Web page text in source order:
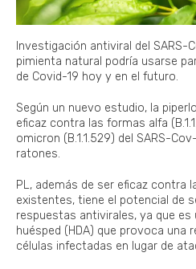
Investigación antiviral del SARS-
pimienta natural podría usarse
de Covid-19 hoy y en el futuro.
Según un nuevo estudio, la
eficaz contra las formas alfa
omicron (B.1.1.529) del SARS-
ratones.
PL, además de ser eficaz contra
existentes, tiene el potencial de
respuestas antivirales, ya que es
huésped (HDA) que provoca una
células infectadas en lugar de